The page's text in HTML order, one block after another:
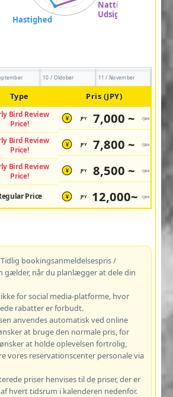
10 / Oktober 11 / November
Type Pris (JPY)
Bird Review
Price!
¥ JPY 7,000 ~ /pax
Bird Review
Price!
¥ JPY 7,800 ~ /pax
Bird Review
Price!
¥ JPY 8,500 ~ /pax
Price ¥ JPY 12,000~ /pax
bookingsanmeldelsespris /
gælder, når du planlægger at dele din
for social media-platforme, hvor
rabatter er forbudt.
anvendes automatisk ved online
at bruge den normale pris, for
at holde oplevelsen fortrolig,
vores reservationscenter personale via
priser henvises til de priser, der er
hvert tidsrum i kalenderen nedenfor.